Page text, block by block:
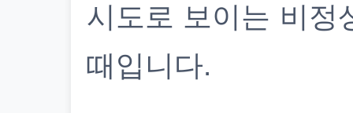
시도로 보이는 비정
때입니다.